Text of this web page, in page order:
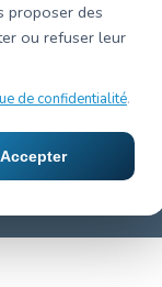
proposer des
ou refuser leur
de confidentialité.
Accepter